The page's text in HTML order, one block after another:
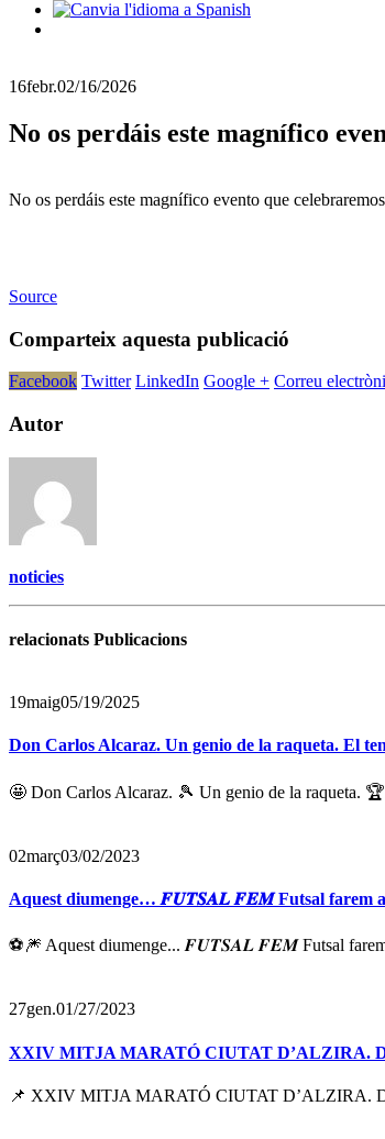
16febr.02/16/2026
No os perdáis este magnífico
No os perdáis este magnífico evento que
Source
Comparteix aquesta publicació
Facebook Twitter LinkedIn Google + Correu
Autor
noticies
relacionats Publicacions
19maig05/19/2025
Don Carlos Alcaraz. Un genio de la raqueta. El
🤩 Don Carlos Alcaraz. 🎾 Un genio de la raqueta.
02març03/02/2023
Aquest diumenge… 𝑭𝑼𝑻𝑺𝑨𝑳 𝑭𝑬𝑴 Futsal farem
⚽🎆 Aquest diumenge... 𝑭𝑼𝑻𝑺𝑨𝑳 𝑭𝑬𝑴 Futsal farem
27gen.01/27/2023
XXIV MITJA MARATÓ CIUTAT D’ALZIRA.
📌 XXIV MITJA MARATÓ CIUTAT D’ALZIRA.